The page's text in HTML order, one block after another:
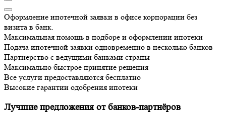
Оформление ипотечной заявки в офисе корпорации без
визита в банк.
Максимальная помощь в подборе и оформлении ипотеки
Подача ипотечной заявки одновременно в несколько банков
Партнерство с ведущими банками страны
Максимально быстрое принятие решения
Все услуги предоставляются бесплатно
Высокие гарантии одобрения ипотеки
Лучшие предложения от банков-партнёров